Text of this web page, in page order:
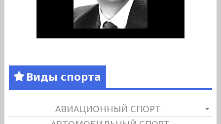
Виды спорта
АВИАЦИОННЫЙ СПОРТ